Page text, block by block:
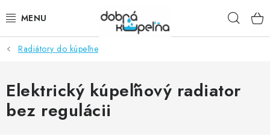
na
SPRCHOVÉ KÚTY
SPRCHOVÉ DVERE
BATÉRIE
Radiátory do kúpeľne
Elektrický kúpeľňový radiator
bez regulácii